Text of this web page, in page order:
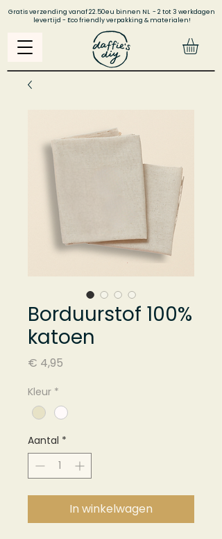
Gratis verzending vanaf 22.50eu binnen NL - 2 tot 3 werkdagen
levertijd - Eco friendly verpakking & materialen!
Borduurstof 100%
katoen
€ 4,95
Kleur *
Aantal *
In winkelwagen